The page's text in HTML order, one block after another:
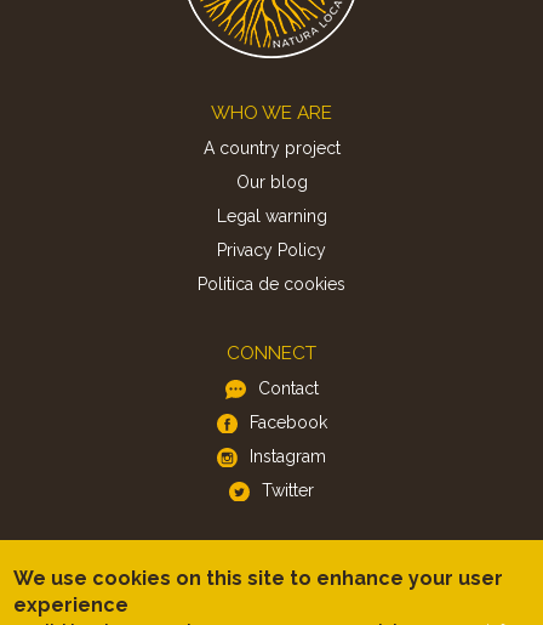
WHO WE ARE
A country project
Our blog
Legal warning
Privacy Policy
Politica de cookies
CONNECT
Contact
Facebook
Instagram
Twitter
We use cookies on this site to enhance your user
experience